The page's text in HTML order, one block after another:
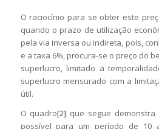
O raciocínio para se obter este
quando o prazo de utilização
pela via inversa ou indireta, pois,
e a taxa 6%, procura-se o preço do
superlucro, limitado a
superlucro mensurado com a
útil.
O quadro[2] que segue
possível para um período de 10